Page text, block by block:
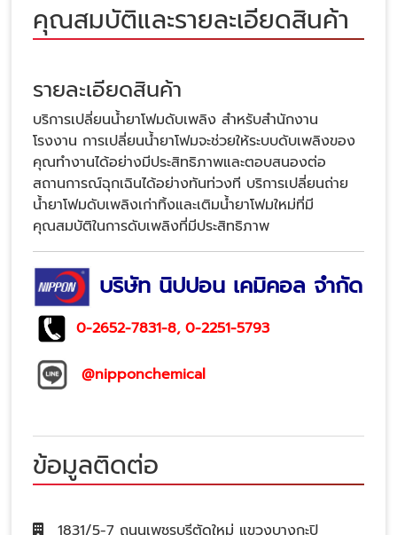
คุณสมบัติและรายละเอียดสินค้า
รายละเอียดสินค้า
บริการเปลี่ยนน้ำยาโฟมดับเพลิง สำหรับสำนักงาน
โรงงาน การเปลี่ยนน้ำยาโฟมจะช่วยให้ระบบดับเพลิงของ
คุณทำงานได้อย่างมีประสิทธิภาพและตอบสนองต่อ
สถานการณ์ฉุกเฉินได้อย่างทันท่วงที บริการเปลี่ยนถ่าย
น้ำยาโฟมดับเพลิงเก่าทิ้งและเติมน้ำยาโฟมใหม่ที่มี
คุณสมบัติในการดับเพลิงที่มีประสิทธิภาพ
บริษัท นิปปอน เคมิคอล จำกัด
0-2652-7831-8, 0-2251-5793
@nipponchemical
ข้อมูลติดต่อ
1831/5-7 ถนนเพชรบุรีตัดใหม่ แขวงบางกะปิ